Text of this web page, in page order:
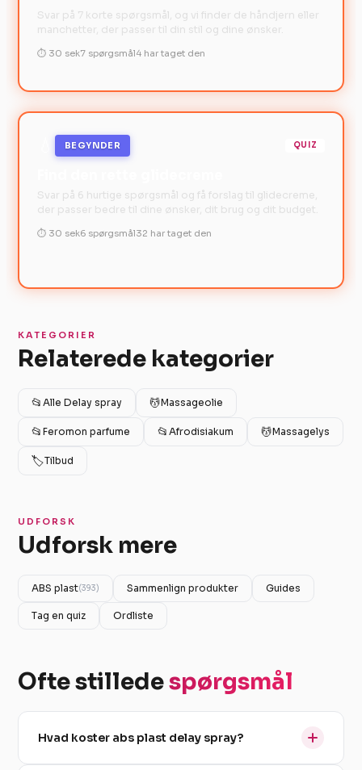
Svar på 7 korte spørgsmål, og vi finder de håndjern eller
manchetter, der passer til din stil og dine ønsker.
⏱ 30 sek7 spørgsmål4 har taget den
BEGYNDER QUIZ
Svar på 6 hurtige spørgsmål og få forslag til glidecreme,
der passer bedre til dine ønsker, dit brug og dit budget.
⏱ 30 sek6 spørgsmål32 har taget den
KATEGORIER
Relaterede kategorier
📂 Alle Delay spray 💆Massageolie
📂 Feromon parfume 📂 Afrodisiakum 💆Massagelys
🏷️Tilbud
UDFORSK
Udforsk mere
ABS plast(393) Sammenlign produkter Guides
Tag en quiz Ordliste
Ofte stilledespørgsmål
Hvad koster abs plast delay spray?